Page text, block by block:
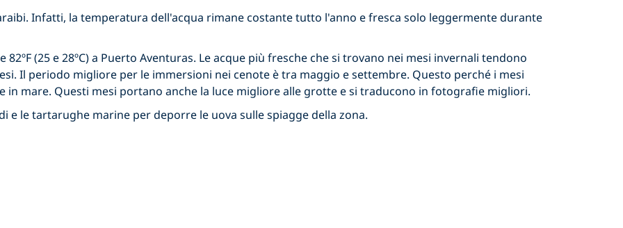
Infatti, la temperatura dell'acqua rimane costante tutto l'anno e fresca solo leggermente durante
(25 e 28ºC) a Puerto Aventuras. Le acque più fresche che si trovano nei mesi invernali tendono
Il periodo migliore per le immersioni nei cenote è tra maggio e settembre. Questo perché i mesi
in mare. Questi mesi portano anche la luce migliore alle grotte e si traducono in fotografie migliori.
le tartarughe marine per deporre le uova sulle spiagge della zona.